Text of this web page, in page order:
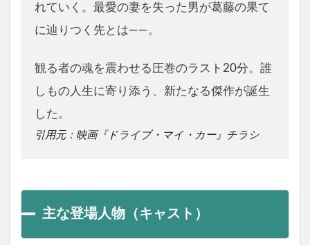
れていく。最愛の妻を失った男が葛藤の果て
に辿りつく先とは――。
観る者の魂を震わせる圧巻のラスト20分。誰
しもの人生に寄り添う、新たなる傑作が誕生
した。
引用元：映画『ドライブ・マイ・カー』チラシ
主な登場人物（キャスト）